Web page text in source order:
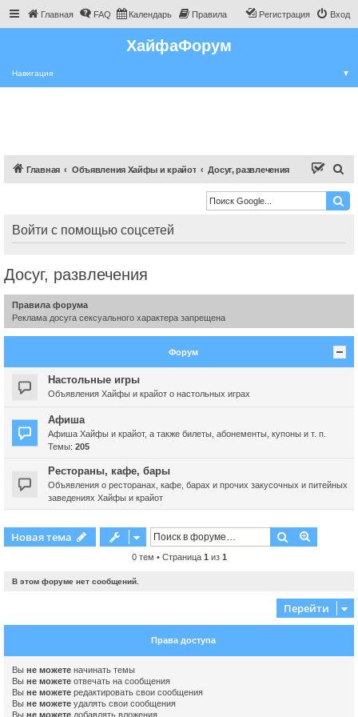
Главная FAQ Календарь Правила Вход
Регистрация
ХайфаФорум
Навигация ▼
Главная Объявления Хайфы и крайот Досуг, развлечения
и
к
Войти с помощью соцсетей
Досуг, развлечения
Правила форума
Реклама досуга сексуального характера запрещена
Форум
Настольные игры
Объявления Хайфы и крайот о настольных играх
Афиша
Афиша Хайфы и крайот, а также билеты, абонементы, купоны и т. п.
Темы: 205
Рестораны, кафе, бары
Объявления о ресторанах, кафе, барах и прочих закусочных и питейных
заведениях Хайфы и крайот
Новая тема Поиск
0 тем • Страница 1 из 1
В этом форуме нет сообщений.
Перейти
Права доступа
Вы не можете начинать темы
Вы не можете отвечать на сообщения
Вы не можете редактировать свои сообщения
Вы не можете удалять свои сообщения
Вы не можете добавлять вложения